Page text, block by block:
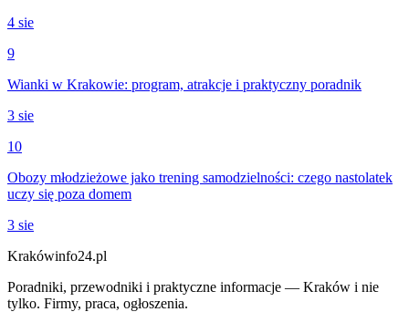
4 sie
9
Wianki w Krakowie: program, atrakcje i praktyczny poradnik
3 sie
10
Obozy młodzieżowe jako trening samodzielności: czego nastolatek
uczy się poza domem
3 sie
Krakówinfo24.pl
Poradniki, przewodniki i praktyczne informacje — Kraków i nie
tylko. Firmy, praca, ogłoszenia.